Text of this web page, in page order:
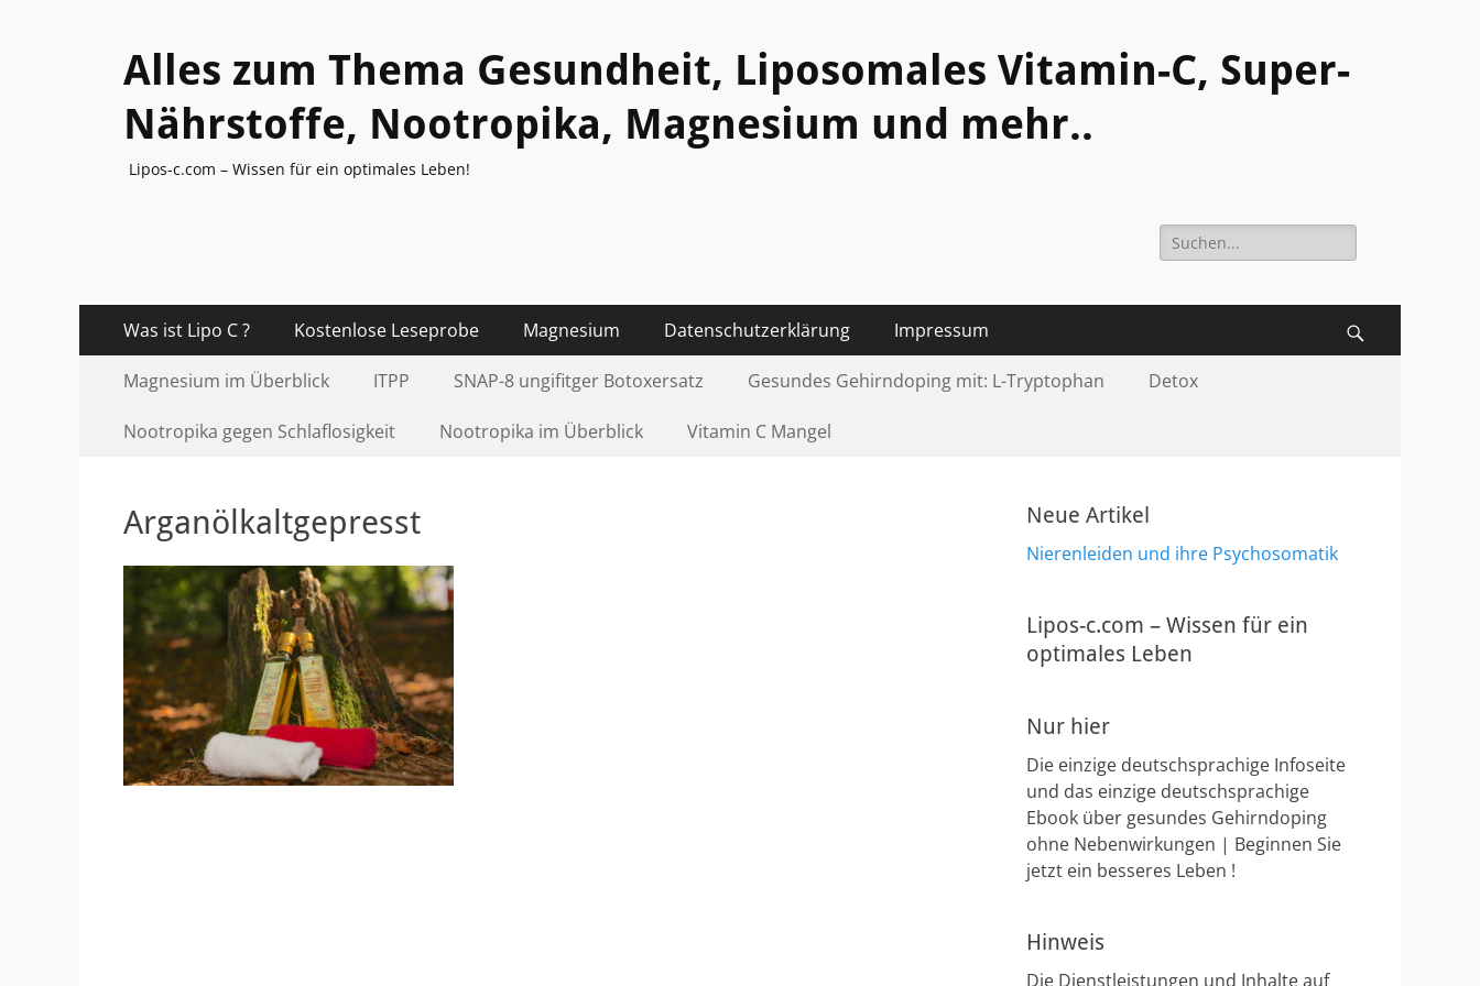
Alles zum Thema Gesundheit, Liposomales Vitamin-C, Super-
Nährstoffe, Nootropika, Magnesium und mehr..
Lipos-c.com – Wissen für ein optimales Leben!
Suche
nach:
Primäres
Menü
Inhalt
springen
Was ist Lipo C ? Kostenlose Leseprobe Magnesium Datenschutzerklärung Impressum
Sekundär-
Inhalt
springen
Magnesium im Überblick ITPP SNAP-8 ungifitger Botoxersatz Gesundes Gehirndoping mit: L-Tryptophan Detox
Nootropika gegen Schlaflosigkeit Nootropika im Überblick Vitamin C Mangel
Arganölkaltgepresst Neue Artikel
Nierenleiden und ihre Psychosomatik
Lipos-c.com – Wissen für ein
optimales Leben
Nur hier
Die einzige deutschsprachige Infoseite
und das einzige deutschsprachige
Ebook über gesundes Gehirndoping
ohne Nebenwirkungen | Beginnen Sie
jetzt ein besseres Leben !
Hinweis
Die Dienstleistungen und Inhalte auf